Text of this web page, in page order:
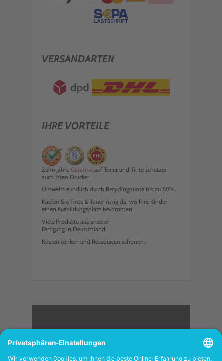
VERSANDARTEN
IHRE VORTEILE
Zehn Jahre Garantie auf Toner und Tinte schützen
auch Ihren Drucker.
Umweltfreundlich durch Recyclingquote bis zu 80%.
Kaufen Sie Tinte & Toner ruhig da, wo Ihre Kinder
einen Ausbildungsplatz bekommen!
Viele Produkte aus unserer
Fertigung in Deutschland.
Kosten senken und Ressourcen schonen.
<